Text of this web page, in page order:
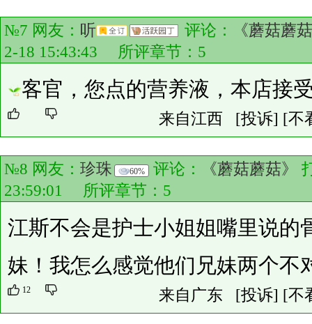
№7 网友： 听 评论：
《蘑菇蘑
2-18 15:43:43 所评章节： 5
客官，您点的营养液，本店接
来自江西 [投诉] [不
№8 网友： 珍珠 60% 评论： 《蘑菇蘑菇》
23:59:01 所评章节： 5
江斯不会是护士小姐姐嘴里说的
妹！我怎么感觉他们兄妹两个不
12 来自广东 [投诉] [不